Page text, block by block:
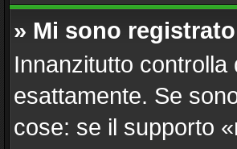
» Mi sono
Innanzitutto
esattamente. Se
cose: se il supporto